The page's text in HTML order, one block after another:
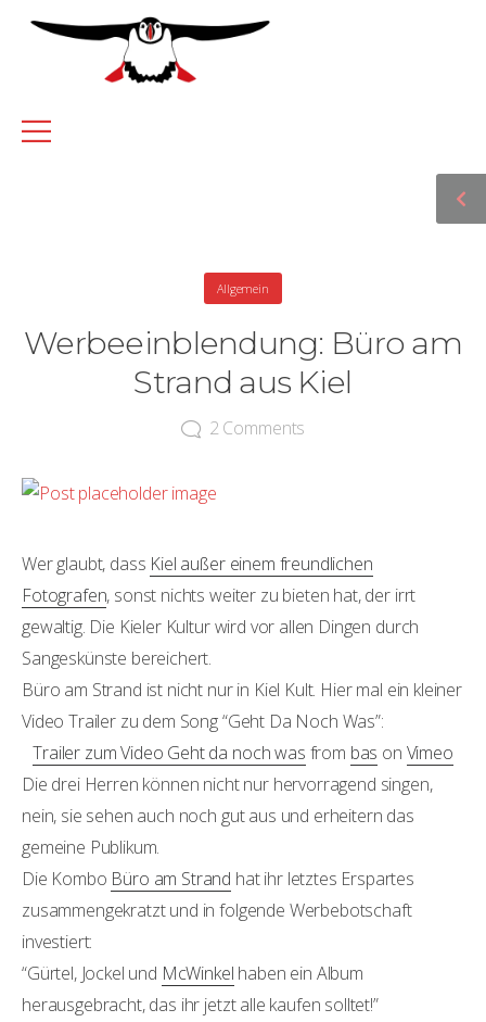
Allgemein
Werbeeinblendung: Büro am
Strand aus Kiel
2Comments
Wer glaubt, dass Kiel außer einem freundlichen
Fotografen, sonst nichts weiter zu bieten hat, der irrt
gewaltig. Die Kieler Kultur wird vor allen Dingen durch
Sangeskünste bereichert.
Büro am Strand ist nicht nur in Kiel Kult. Hier mal ein kleiner
Video Trailer zu dem Song “Geht Da Noch Was”:
Trailer zum Video Geht da noch was from bas on Vimeo
Die drei Herren können nicht nur hervorragend singen,
nein, sie sehen auch noch gut aus und erheitern das
gemeine Publikum.
Die Kombo Büro am Strand hat ihr letztes Erspartes
zusammengekratzt und in folgende Werbebotschaft
investiert:
“Gürtel, Jockel und McWinkel haben ein Album
herausgebracht, das ihr jetzt alle kaufen solltet!”